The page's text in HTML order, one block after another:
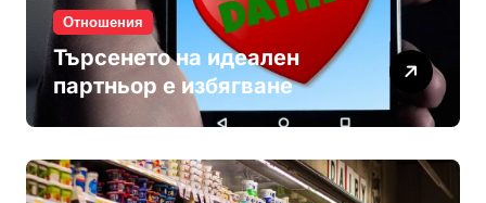
Отношения
Търсенето на идеален
партньор е избягване